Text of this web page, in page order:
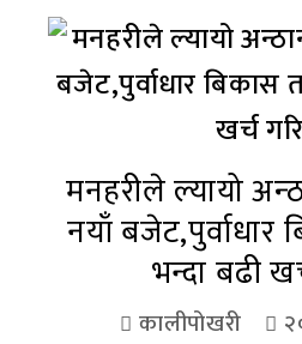
मनहरीले ल्यायो
नयाँ बजेट,पुर्वाधार
भन्दा बढी
कालीपोखरी